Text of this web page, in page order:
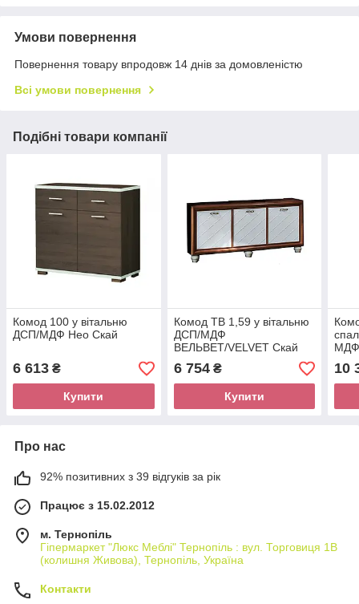
Умови повернення
Повернення товару впродовж 14 днів за домовленістю
Всі умови повернення
Подібні товари компанії
Комод 100 у вітальню
ДСП/МДФ Нео Скай
6 613 ₴
Купити
Комод ТВ 1,59 у вітальню
ДСП/МДФ
ВЕЛЬВЕТ/VELVET Скай
Капучино/Слонова кістка
6 754₴
Купити
10
Про нас
92% позитивних з 39 відгуків за рік
Працює з 15.02.2012
м. Тернопіль
Гіпермаркет "Люкс Меблі" Тернопіль : вул. Торговиця 1В
(колишня Живова), Тернопіль, Україна
Контакти